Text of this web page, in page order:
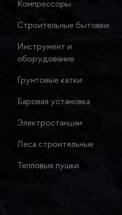
Компрессоры
Строительные бытовки
Инструмент и
оборудование
Грунтовые катки
Баровая установка
Электростанции
Леса строительные
Тепловые пушки